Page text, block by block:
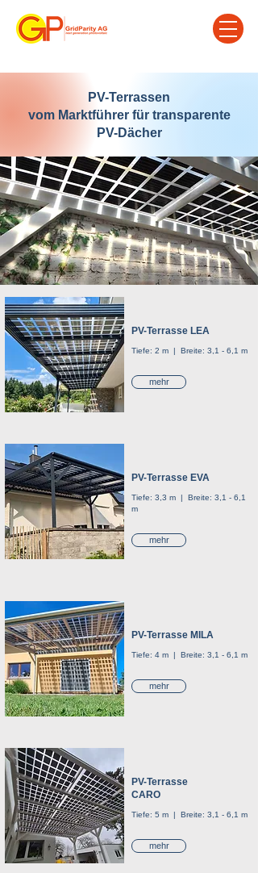
PV-Terrassen
vom Marktführer für transparente
PV-Dächer
mehr
PV-Terrasse LEA
Tiefe: 2 m | Breite: 3,1 - 6,1 m
mehr
PV-Terrasse EVA
Tiefe: 3,3 m | Breite: 3,1 - 6,1
m
mehr
PV-Terrasse MILA
Tiefe: 4 m | Breite: 3,1 - 6,1 m
mehr
PV-Terrasse
CARO
Tiefe: 5 m | Breite: 3,1 - 6,1 m